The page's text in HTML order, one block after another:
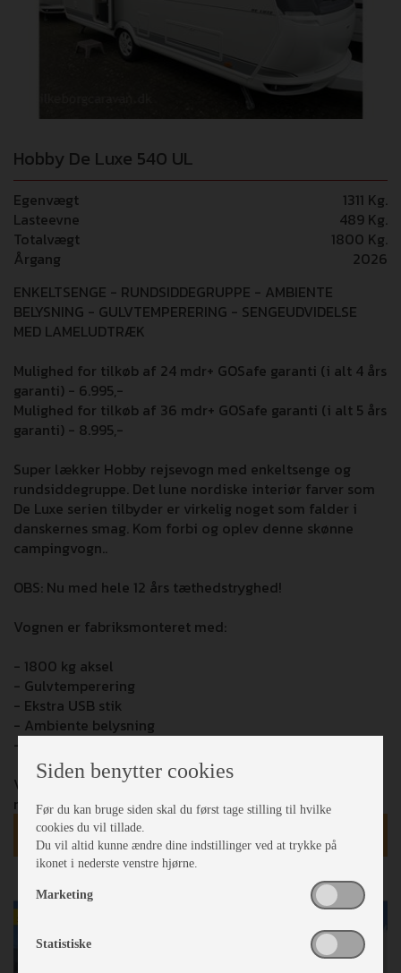
Hobby De Luxe 540 UL
Egenvægt
1311 Kg.
Lasteevne
489 Kg.
Totalvægt
1800 Kg.
Årgang
2026
ENKELTSENGE - RUNDSIDDEGRUPPE - AMBIENTE
BELYSNING - GULVTEMPERERING - SENGEUDVIDELSE
MED LAMELUDTRÆK
Mulighed for tilkøb af 24 mdr+ GOSafe garanti (i alt 4 års
garanti) - 6.995,-
Mulighed for tilkøb af 36 mdr+ GOSafe garanti (i alt 5 års
garanti) - 8.995,-
Super lækker Hobby rejsevogn med enkeltsenge og
rundsiddegruppe. Det lune nordiske interiør farver som
De Luxe serien tilbyder er virkelig noget som falder i
danskernes smag. Kom forbi og oplev denne skønne
campingvogn..
OBS: Nu med hele 12 års tæthedstryghed!
Vognen er fabriksmonteret med:
- 1800 kg aksel
- Gulvtemperering
- Ekstra USB stik
- Ambiente belysning
- Sengeudvidelse med lameludtræk
Vi tager forbehold for eventuelle fejl i opstilling/billede
materialer.
kr 256.305
Siden benytter cookies
Før du kan bruge siden skal du først tage stilling til hvilke
cookies du vil tillade.
Du vil altid kunne ændre dine indstillinger ved at trykke på
ikonet i nederste venstre hjørne.
Marketing
Statistiske